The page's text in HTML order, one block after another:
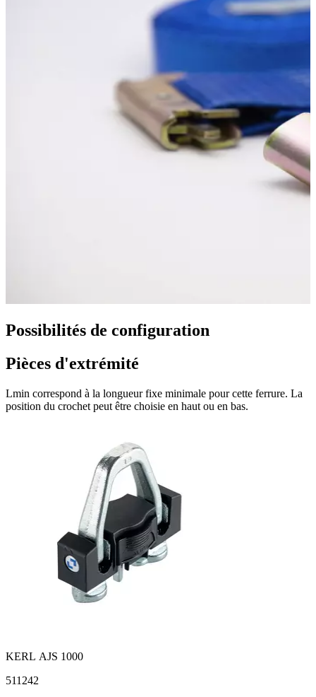
Possibilités de configuration
Pièces d'extrémité
Lmin correspond à la longueur fixe minimale pour cette ferrure. La
position du crochet peut être choisie en haut ou en bas.
KERL AJS 1000
511242